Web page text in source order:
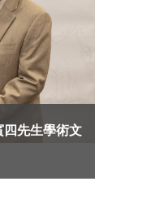
先生學術文